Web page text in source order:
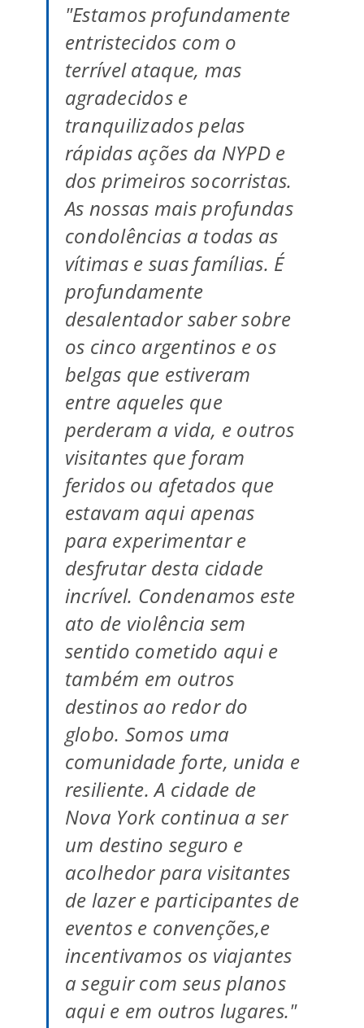
"Estamos profundamente
entristecidos com o
terrível ataque, mas
agradecidos e
tranquilizados pelas
rápidas ações da NYPD e
dos primeiros socorristas.
As nossas mais profundas
condolências a todas as
vítimas e suas famílias. É
profundamente
desalentador saber sobre
os cinco argentinos e os
belgas que estiveram
entre aqueles que
perderam a vida, e outros
visitantes que foram
feridos ou afetados que
estavam aqui apenas
para experimentar e
desfrutar desta cidade
incrível. Condenamos este
ato de violência sem
sentido cometido aqui e
também em outros
destinos ao redor do
globo. Somos uma
comunidade forte, unida e
resiliente. A cidade de
Nova York continua a ser
um destino seguro e
acolhedor para visitantes
de lazer e participantes de
eventos e convenções,e
incentivamos os viajantes
a seguir com seus planos
aqui e em outros lugares."